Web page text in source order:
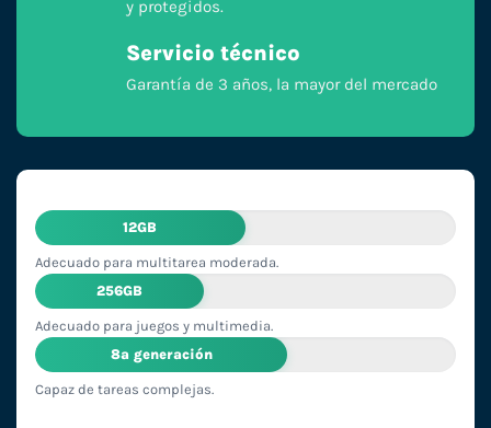
y protegidos.
Servicio técnico
Garantía de 3 años, la mayor del mercado
12GB
Adecuado para multitarea moderada.
256GB
Adecuado para juegos y multimedia.
8ª generación
Capaz de tareas complejas.